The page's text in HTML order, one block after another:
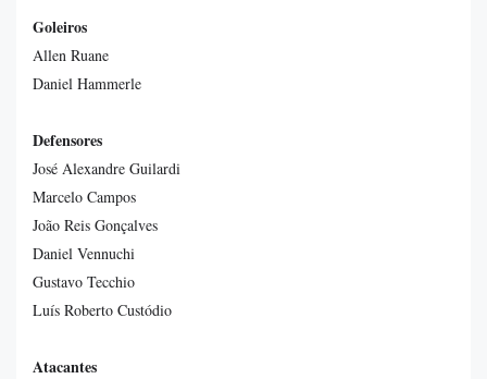
Goleiros
Allen Ruane
Daniel Hammerle
Defensores
José Alexandre Guilardi
Marcelo Campos
João Reis Gonçalves
Daniel Vennuchi
Gustavo Tecchio
Luís Roberto Custódio
Atacantes